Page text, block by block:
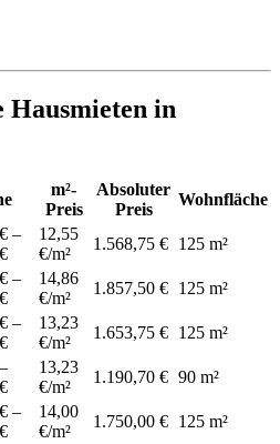
Hausmieten in
m²-
Preis
Absoluter
Preis
Wohnfläche
–
12,55
€/m²
1.568,75 € 125 m²
–
14,86
€/m²
1.857,50 € 125 m²
–
13,23
€/m²
1.653,75 € 125 m²
13,23
€/m²
1.190,70 € 90 m²
–
14,00
€/m²
1.750,00 € 125 m²